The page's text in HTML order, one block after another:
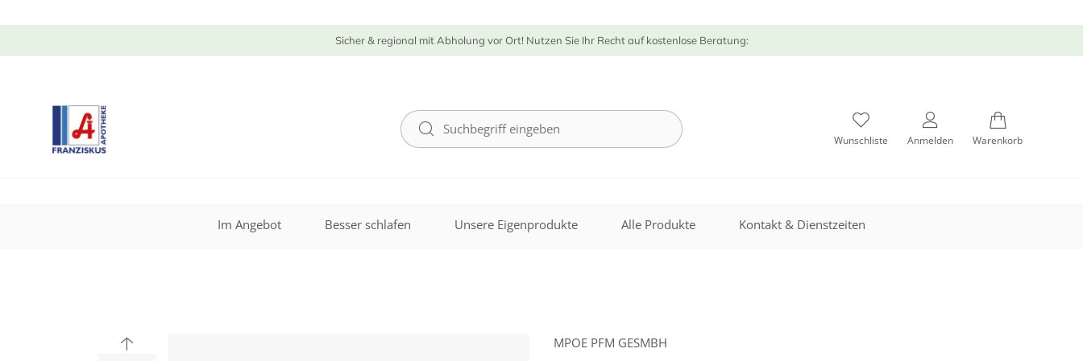
Sicher & regional mit Abholung vor Ort! Nutzen Sie Ihr Recht auf kostenlose Beratung:
Wunschliste Anmelden Warenkorb
Im Angebot Besser schlafen Unsere Eigenprodukte Alle Produkte Kontakt & Dienstzeiten
MPOE PFM GESMBH